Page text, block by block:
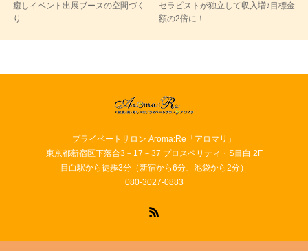
癒しイベント出展ブースの空間づく
り
セラピストが独立して収入増♪目標金
額の2倍に！
プライベートサロン Aroma:Re「アロマリ」
東京都新宿区下落合3－17－37 プロスペリティ・S目白 2F
目白駅から徒歩3分（新宿から6分、池袋から2分）
080-3027-0883